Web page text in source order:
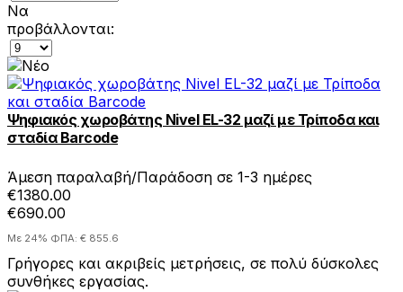
Να
προβάλλονται:
Ψηφιακός χωροβάτης Nivel EL-32 μαζί με Τρίποδα και
σταδία Barcode
Άμεση παραλαβή/Παράδοση σε 1-3 ημέρες
€1380.00
€690.00
Με 24% ΦΠΑ: € 855.6
Γρήγορες και ακριβείς μετρήσεις, σε πολύ δύσκολες
συνθήκες εργασίας.